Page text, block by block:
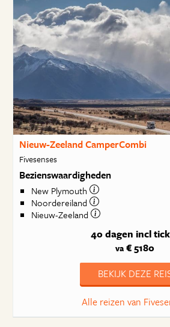
Nieuw-Zeeland CamperCombi
Fivesenses
Bezienswaardigheden
New Plymouth
Noordereiland
Nieuw-Zeeland
40 dagen incl
va€ 5180
BEKIJK DEZE
Alle reizen van